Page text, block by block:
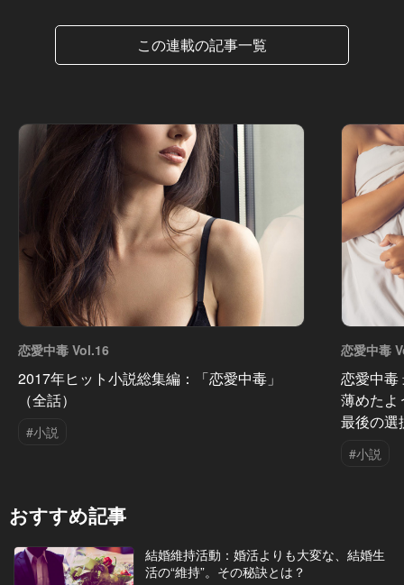
この連載の記事一覧
恋愛中毒 Vol.16
2017年ヒット小説総集編：「恋愛中毒」
（全話）
#小説
恋愛中毒
恋愛中毒
薄めたよ
最後の選
#小説
おすすめ記事
結婚維持活動：婚活よりも大変な、結婚生
活の“維持”。その秘訣とは？